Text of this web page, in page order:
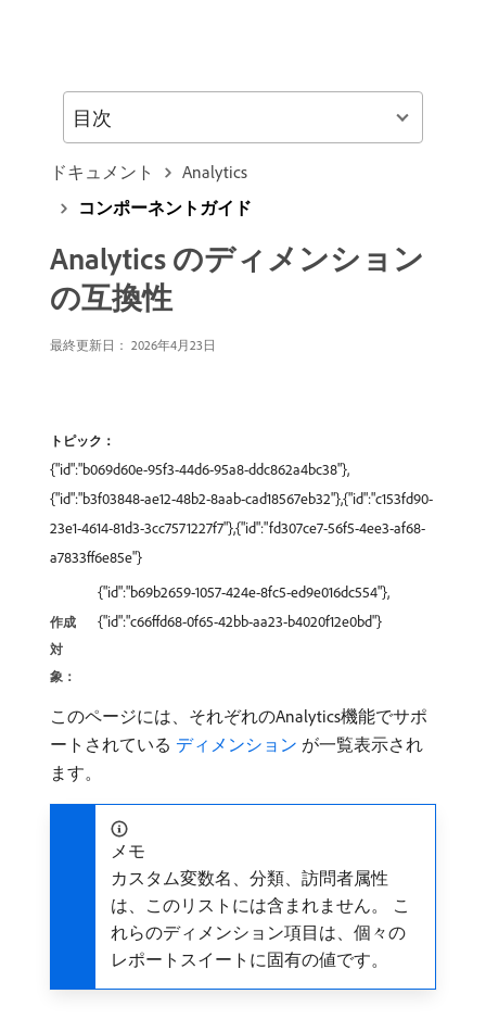
ドキュメント
Analytics
コンポーネントガイド
Analytics のディメンション
の互換性
最終更新日： 2026年4月23日
トピック：
{"id":"b069d60e-95f3-44d6-95a8-ddc862a4bc38"},
{"id":"b3f03848-ae12-48b2-8aab-cad18567eb32"},{"id":"c153fd90-
23e1-4614-81d3-3cc7571227f7"},{"id":"fd307ce7-56f5-4ee3-af68-
a7833ff6e85e"}
作成
対
象：
{"id":"b69b2659-1057-424e-8fc5-ed9e016dc554"},
{"id":"c66ffd68-0f65-42bb-aa23-b4020f12e0bd"}
このページには、それぞれのAnalytics機能でサポ
ートされている ​ ディメンション ​ が一覧表示され
ます。
メモ
カスタム変数名、分類、訪問者属性
は、このリストには含まれません。 こ
れらのディメンション項目は、個々の
レポートスイートに固有の値です。
目次